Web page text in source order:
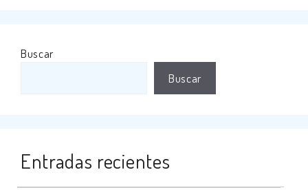
Buscar
Buscar
Entradas recientes